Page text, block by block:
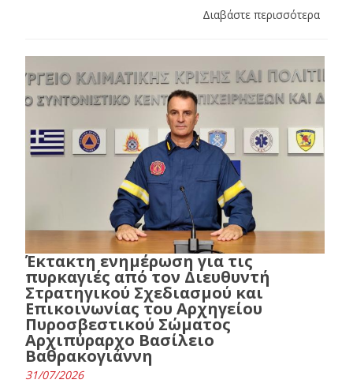
Διαβάστε περισσότερα
Έκτακτη ενημέρωση για τις
πυρκαγιές από τον Διευθυντή
Στρατηγικού Σχεδιασμού και
Επικοινωνίας του Αρχηγείου
Πυροσβεστικού Σώματος
Αρχιπύραρχο Βασίλειο
Βαθρακογιάννη
31/07/2026